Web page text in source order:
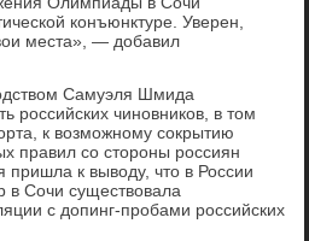
конъюнктуре. Уверен,
места», — добавил
Самуэля Шмида
российских чиновников, в том
к возможному сокрытию
правил со стороны россиян
пришла к выводу, что в России
в Сочи существовала
с допинг-пробами российских